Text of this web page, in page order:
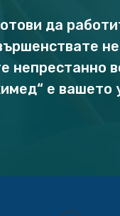
да
непрестанно
е вашето